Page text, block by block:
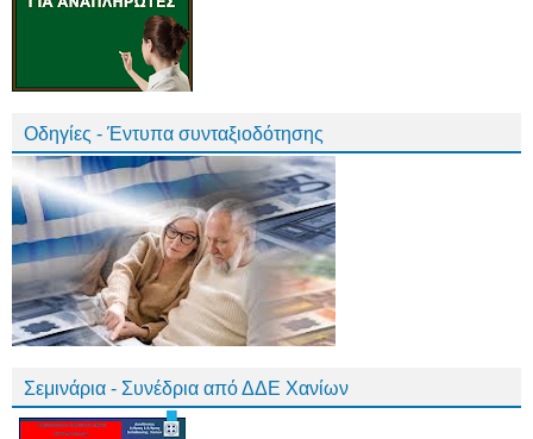
Οδηγίες - Έντυπα συνταξιοδότησης
Σεμινάρια - Συνέδρια από ΔΔΕ Χανίων